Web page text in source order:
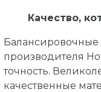
Качество,
Балансировочные
производителя
точность.
качественные